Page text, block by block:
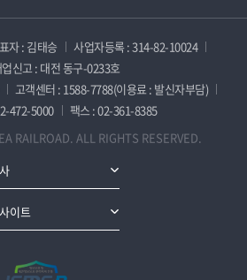
자 : 김태승
사업자등록 : 314-82-10024
신고 : 대전 동구-0233호
고객센터 : 1588-7788(이용료 : 발신자부담)
472-5000
팩스 : 02-361-8385
RAILROAD. ALL RIGHTS RESERVED.
이트